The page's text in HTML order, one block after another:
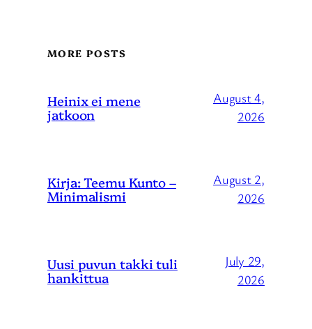
MORE POSTS
Heinix ei mene
jatkoon
August 4,
2026
Kirja: Teemu Kunto –
Minimalismi
August 2,
2026
Uusi puvun takki tuli
hankittua
July 29,
2026